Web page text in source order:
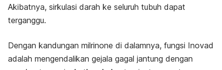
Akibatnya, sirkulasi darah ke seluruh tubuh dapat
terganggu.
Dengan kandungan milrinone di dalamnya, fungsi Inovad
adalah mengendalikan gejala gagal jantung dengan